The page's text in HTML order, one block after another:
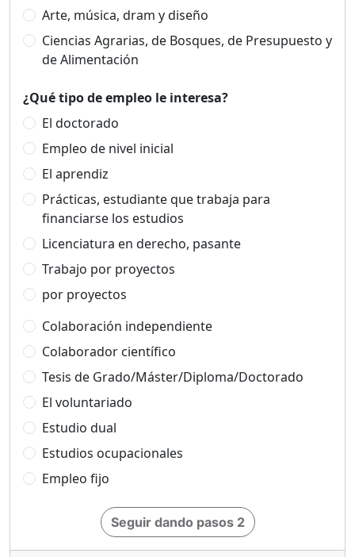
Arte, música, dram y diseño
Ciencias Agrarias, de Bosques, de Presupuesto y
de Alimentación
¿Qué tipo de empleo le interesa?
El doctorado
Empleo de nivel inicial
El aprendiz
Prácticas, estudiante que trabaja para
financiarse los estudios
Licenciatura en derecho, pasante
Trabajo por proyectos
por proyectos
Colaboración independiente
Colaborador científico
Tesis de Grado/Máster/Diploma/Doctorado
El voluntariado
Estudio dual
Estudios ocupacionales
Empleo fijo
Seguir dando pasos 2